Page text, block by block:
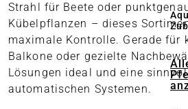
Strahl für Beete oder
Kübelpflanzen – dieses
maximale Kontrolle. Gerade für
Balkone oder gezielte
Lösungen ideal und eine
automatischen Systemen.